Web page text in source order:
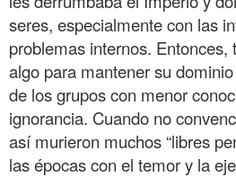
seres, especialmente con las
problemas internos. Entonces,
algo para mantener su
de los grupos con menor
ignorancia. Cuando no
así murieron muchos “libres
las épocas con el temor y la